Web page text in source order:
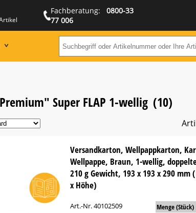
Fachberatung:
0800-33
77 006
Suchbegriff
Super FLAP 1-wellig (10)
Versandkarton, Wellpappkarton,
Wellpappe, Braun, 1-wellig,
210 g Gewicht, 193 x 193 x 290
x Höhe)
Art.-Nr. 40102509
Menge (Stück)